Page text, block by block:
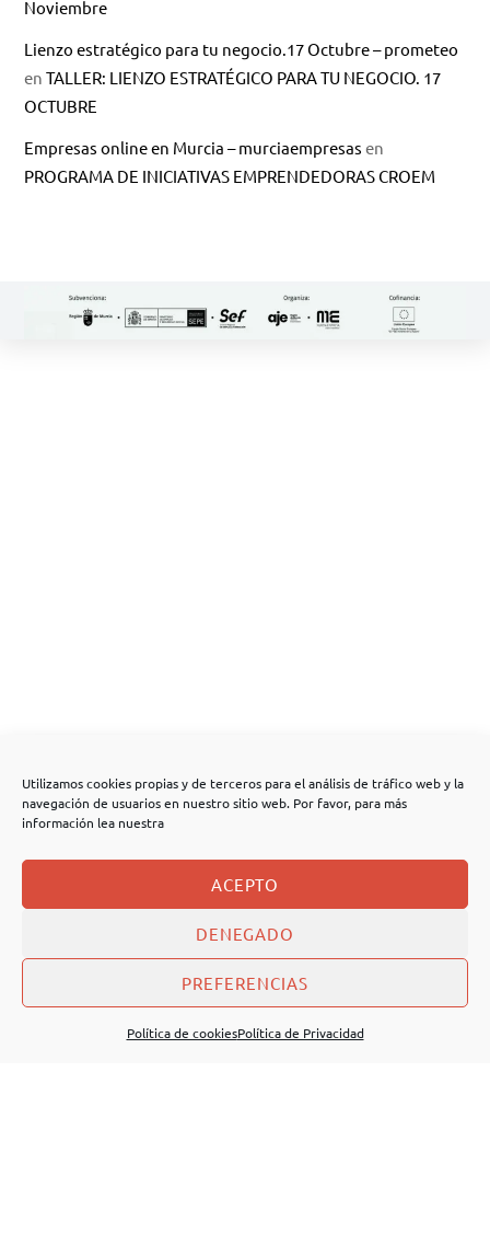
Utilizamos cookies propias y de terceros para el análisis de tráfico web y la
navegación de usuarios en nuestro sitio web. Por favor, para más
información lea nuestra
ACEPTO
DENEGADO
PREFERENCIAS
Política de cookiesPolítica de Privacidad
Noviembre
Lienzo estratégico para tu negocio.17 Octubre – prometeo
enTALLER: LIENZO ESTRATÉGICO PARA TU NEGOCIO. 17
OCTUBRE
Empresas online en Murcia – murciaempresas en
PROGRAMA DE INICIATIVAS EMPRENDEDORAS CROEM